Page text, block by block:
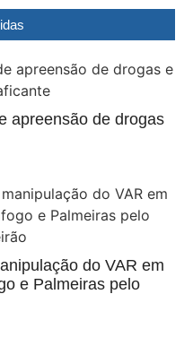
apreensão de drogas
do VAR em
e Palmeiras pelo